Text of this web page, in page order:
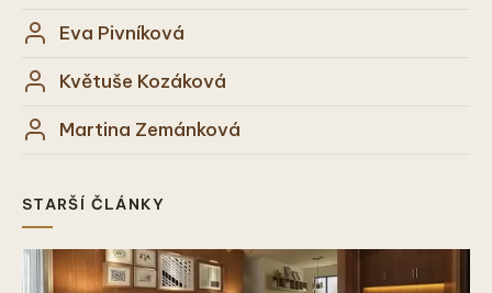
Eva Pivníková
Květuše Kozáková
Martina Zemánková
STARŠÍ ČLÁNKY